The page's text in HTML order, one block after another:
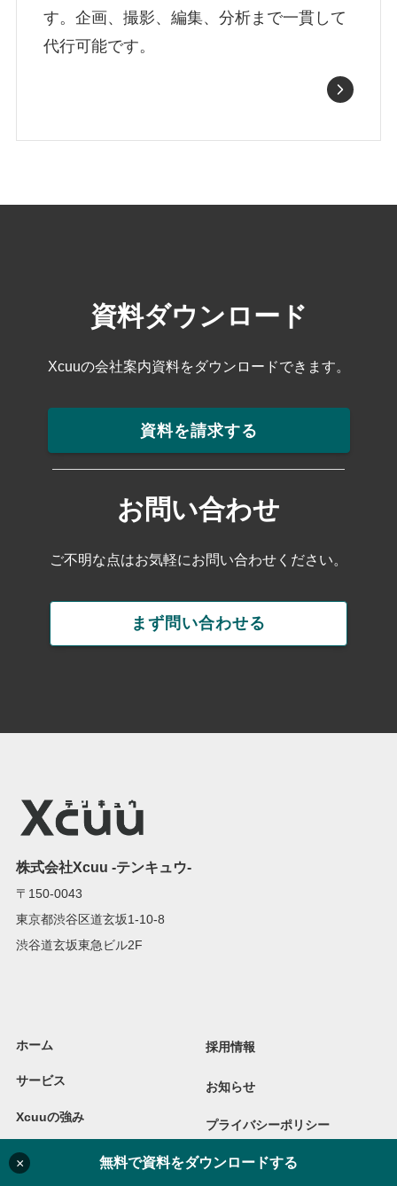
す。企画、撮影、編集、分析まで一貫して
代行可能です。
資料ダウンロード
Xcuuの会社案内資料をダウンロードできます。
資料を請求する
お問い合わせ
ご不明な点はお気軽にお問い合わせください。
まず問い合わせる
株式会社Xcuu -テンキュウ-
〒150-0043
東京都渋谷区道玄坂1-10-8
渋谷道玄坂東急ビル2F
ホーム
サービス
Xcuuの強み
実績
採用情報
お知らせ
プライバシーポリシー
× 無料で資料をダウンロードする